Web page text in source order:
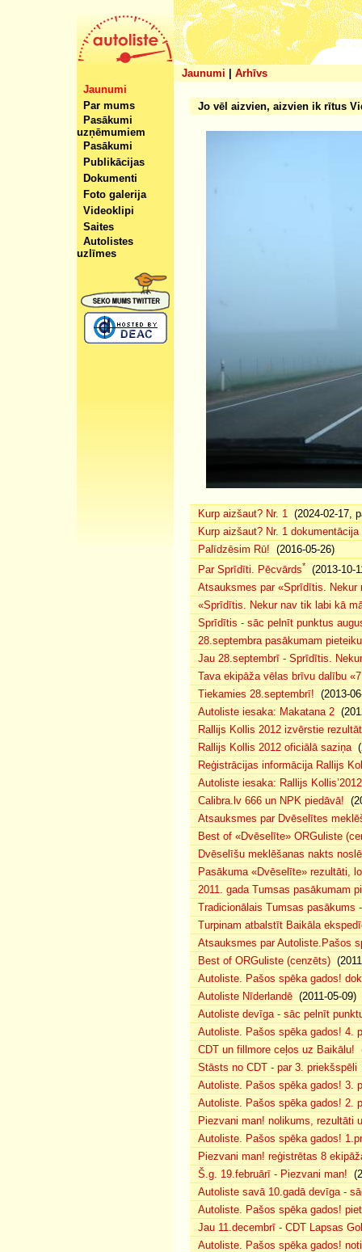
Jaunumi
Arhīvs
Jaunumi
Par mums
Pasākumi
uzņēmumiem
Pasākumi
Publikācijas
Dokumenti
Foto galerija
Videoklipi
Saites
Autolistes
uzlīmes
Jo vēl aizvien, aizvien ik rītus
Kurp aizšaut? Nr. 1 (2024-02-17,
Kurp aizšaut? Nr. 1 dokumentācija
Palīdzēsim Rū! (2016-05-26)
Par Sprīdīti. Pēcvārds*
(2013-10-
Atsauksmes par «Sprīdītis. Nekur
«Sprīdītis. Nekur nav tik labi kā
Sprīdītis - sāc pelnīt punktus
28.septembra pasākumam
Jau 28.septembrī - Sprīdītis.
Tava ekipāža vēlas brīvu dalību
Tiekamies 28.septembrī! (2013-
Autoliste iesaka: Makatana 2
Rallijs Kollis 2012 izvērstie
Rallijs Kollis 2012 oficiālā saziņa
Reģistrācijas informācija Rallijs
Autoliste iesaka: Rallijs Kollis’2012
Calibra.lv 666 un NPK piedāvā!
Atsauksmes par Dvēselītes
Best of «Dvēselīte» ORGuliste
Dvēselīšu meklēšanas nakts
Pasākuma «Dvēselīte» rezultāti,
2011. gada Tumsas pasākumam
Tradicionālais Tumsas pasākums
Turpinam atbalstīt Baikāla
Atsauksmes par Autoliste.Pašos
Best of ORGuliste (cenzēts)
Autoliste. Pašos spēka gados!
Autoliste Nīderlandē (2011-05-09)
Autoliste devīga - sāc pelnīt
Autoliste. Pašos spēka gados! 4.
CDT un fillmore ceļos uz Baikālu!
Stāsts no CDT - par 3. priekšspēli
Autoliste. Pašos spēka gados! 3.
Autoliste. Pašos spēka gados! 2.
Piezvani man! nolikums, rezultāti
Autoliste. Pašos spēka gados!
Piezvani man! reģistrētas 8
Š.g. 19.februārī - Piezvani man!
Autoliste savā 10.gadā devīga -
Autoliste. Pašos spēka gados!
Jau 11.decembrī - CDT Lapsas
Autoliste. Pašos spēka gados!